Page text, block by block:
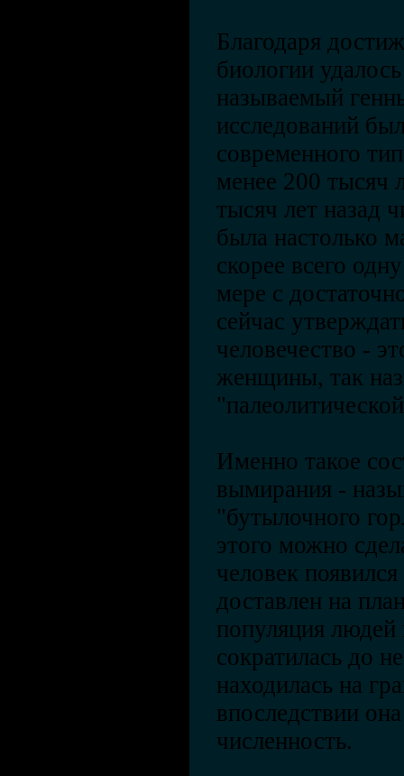
Благодаря
биологии
называемый
исследований
современного
менее 200 тысяч
тысяч лет назад
была настолько
скорее всего
мере с
сейчас
человечество -
женщины, так
Именно такое
вымирания -
"бутылочного
этого можно
человек
доставлен на
популяция
сократилась до
находилась на
впоследствии
численность.